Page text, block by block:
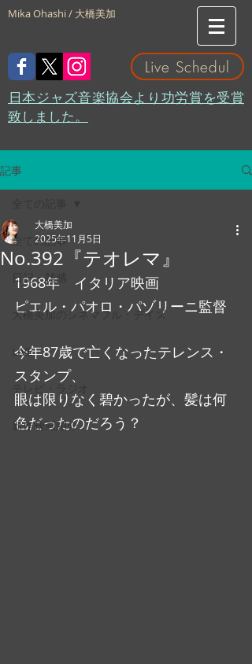
Mika Ohashi / 大橋美加
Live Schedul
​日本ジャズ音楽協会より功労賞を受賞
致しました。
記事
全ての記事
日記・雑感
大橋美加のシネマフル・デイズ
LIVE
テレビ・ラジオ
新作映画紹介
No.392『テオレマ』
大橋美加
2025年11月5日
1968年　イタリア映画
ピエル・パオロ・パゾリーニ監督
今年87歳で亡くなったテレンス・
スタンプ、
眼は限りなく碧かったが、髪は何
色だったのだろう？